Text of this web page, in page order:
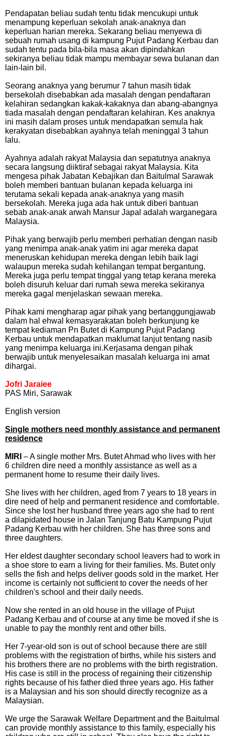
Pendapatan beliau sudah tentu tidak mencukupi untuk
menampung keperluan sekolah anak-anaknya dan
keperluan harian mereka. Sekarang beliau menyewa di
sebuah rumah usang di kampung Pujut Padang Kerbau dan
sudah tentu pada bila-bila masa akan dipindahkan
sekiranya beliau tidak mampu membayar sewa bulanan dan
lain-lain bil.
Seorang anaknya yang berumur 7 tahun masih tidak
bersekolah disebabkan ada masalah dengan pendaftaran
kelahiran sedangkan kakak-kakaknya dan abang-abangnya
tiada masalah dengan pendaftaran kelahiran. Kes anaknya
ini masih dalam proses untuk mendapatkan semula hak
kerakyatan disebabkan ayahnya telah meninggal 3 tahun
lalu.
Ayahnya adalah rakyat Malaysia dan sepatutnya anaknya
secara langsung diiktiraf sebagai rakyat Malaysia. Kita
mengesa pihak Jabatan Kebajikan dan Baitulmal Sarawak
boleh memberi bantuan bulanan kepada keluarga ini
terutama sekali kepada anak-anaknya yang masih
bersekolah. Mereka juga ada hak untuk diberi bantuan
sebab anak-anak arwah Mansur Japal adalah warganegara
Malaysia.
Pihak yang berwajib perlu memberi perhatian dengan nasib
yang menimpa anak-anak yatim ini agar mereka dapat
meneruskan kehidupan mereka dengan lebih baik lagi
walaupun mereka sudah kehilangan tempat bergantung.
Mereka juga perlu tempat tinggal yang tetap kerana mereka
boleh disuruh keluar dari rumah sewa mereka sekiranya
mereka gagal menjelaskan sewaan mereka.
Pihak kami mengharap agar pihak yang bertanggungjawab
dalam hal ehwal kemasyarakatan boleh berkunjung ke
tempat kediaman Pn Butet di Kampung Pujut Padang
Kerbau untuk mendapatkan maklumat lanjut tentang nasib
yang menimpa keluarga ini.Kerjasama dengan pihak
berwajib untuk menyelesaikan masalah keluarga ini amat
dihargai.
Jofri Jaraiee
PAS Miri, Sarawak
English version
Single mothers need monthly assistance and permanent
residence
MIRI – A single mother Mrs. Butet Ahmad who lives with her
6 children dire need a monthly assistance as well as a
permanent home to resume their daily lives.
She lives with her children, aged from 7 years to 18 years in
dire need of help and permanent residence and comfortable.
Since she lost her husband three years ago she had to rent
a dilapidated house in Jalan Tanjung Batu Kampung Pujut
Padang Kerbau with her children. She has three sons and
three daughters.
Her eldest daughter secondary school leavers had to work in
a shoe store to earn a living for their families. Ms. Butet only
sells the fish and helps deliver goods sold in the market. Her
income is certainly not sufficient to cover the needs of her
children's school and their daily needs.
Now she rented in an old house in the village of Pujut
Padang Kerbau and of course at any time be moved if she is
unable to pay the monthly rent and other bills.
Her 7-year-old son is out of school because there are still
problems with the registration of births, while his sisters and
his brothers there are no problems with the birth registration.
His case is still in the process of regaining their citizenship
rights because of his father died three years ago. His father
is a Malaysian and his son should directly recognize as a
Malaysian.
We urge the Sarawak Welfare Department and the Baitulmal
can provide monthly assistance to this family, especially his